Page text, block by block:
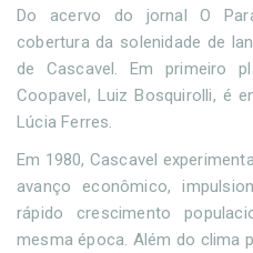
Do acervo do jornal O
cobertura da solenidade de
de Cascavel. Em primeiro
Coopavel, Luiz Bosquirolli, é
Lúcia Ferres.
Em 1980, Cascavel
avanço econômico,
rápido crescimento
mesma época. Além do clima